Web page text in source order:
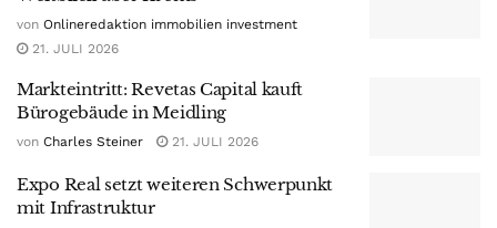
von Onlineredaktion immobilien investment
21. JULI 2026
Markteintritt: Revetas Capital kauft
Bürogebäude in Meidling
von Charles Steiner 21. JULI 2026
Expo Real setzt weiteren Schwerpunkt
mit Infrastruktur